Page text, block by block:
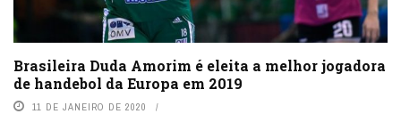
Brasileira Duda Amorim é eleita a melhor jogadora
de handebol da Europa em 2019
11 DE JANEIRO DE 2020